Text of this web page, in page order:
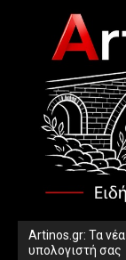
Artinos.gr: Τα
υπολογιστή σας